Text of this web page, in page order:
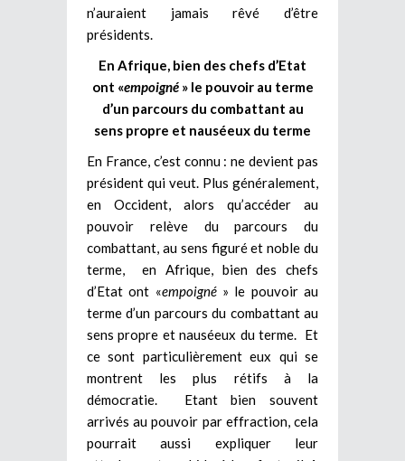
n’auraient jamais rêvé d’être
présidents.
En Afrique, bien des chefs d’Etat
ont «empoigné » le pouvoir au terme
d’un parcours du combattant au
sens propre et nauséeux du terme
En France, c’est connu : ne devient pas
président qui veut. Plus généralement,
en Occident, alors qu’accéder au
pouvoir relève du parcours du
combattant, au sens figuré et noble du
terme, en Afrique, bien des chefs
d’Etat ont «empoigné » le pouvoir au
terme d’un parcours du combattant au
sens propre et nauséeux du terme. Et
ce sont particulièrement eux qui se
montrent les plus rétifs à la
démocratie. Etant bien souvent
arrivés au pouvoir par effraction, cela
pourrait aussi expliquer leur